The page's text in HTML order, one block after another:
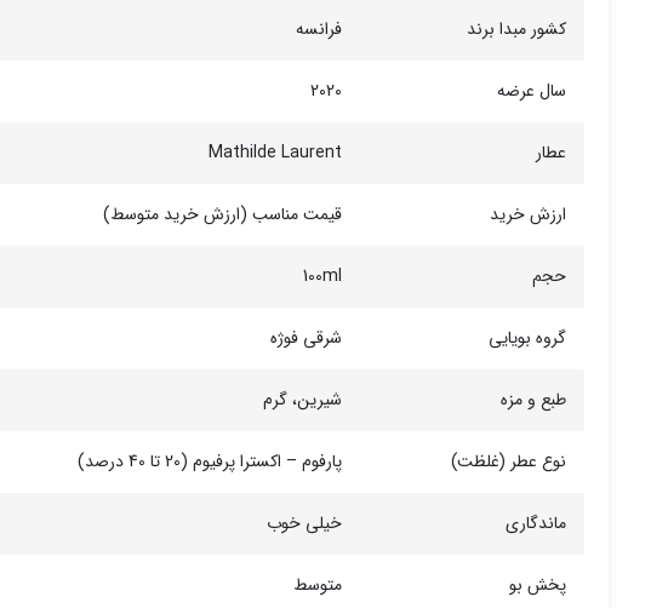
کشور مبدا برند فرانسه
سال عرضه 2020
عطار Mathilde Laurent
ارزش خرید قیمت مناسب (ارزش خرید متوسط)
حجم 100ml
گروه بویایی شرقی فوژه
طبع و مزه شیرین، گرم
نوع عطر (غلظت) پارفوم – اکسترا پرفیوم (20 تا 40 درصد)
ماندگاری خیلی خوب
پخش بو متوسط